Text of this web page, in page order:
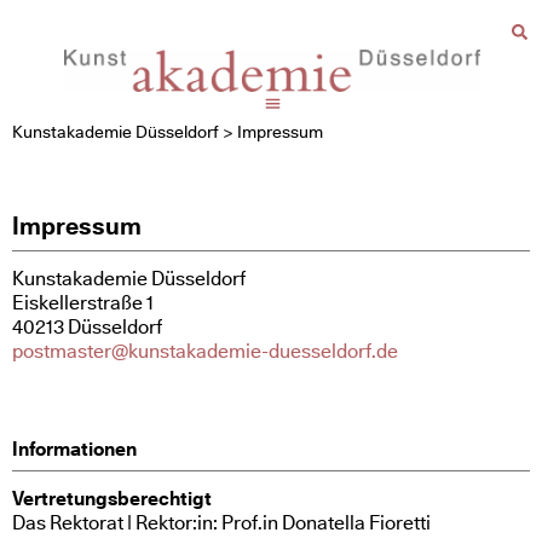
Kunstakademie Düsseldorf > Impressum
Impressum
Kunstakademie Düsseldorf
Eiskellerstraße 1
40213 Düsseldorf
postmaster@kunstakademie-duesseldorf.de
Informationen
Vertretungsberechtigt
Das Rektorat | Rektor:in: Prof.in Donatella Fioretti